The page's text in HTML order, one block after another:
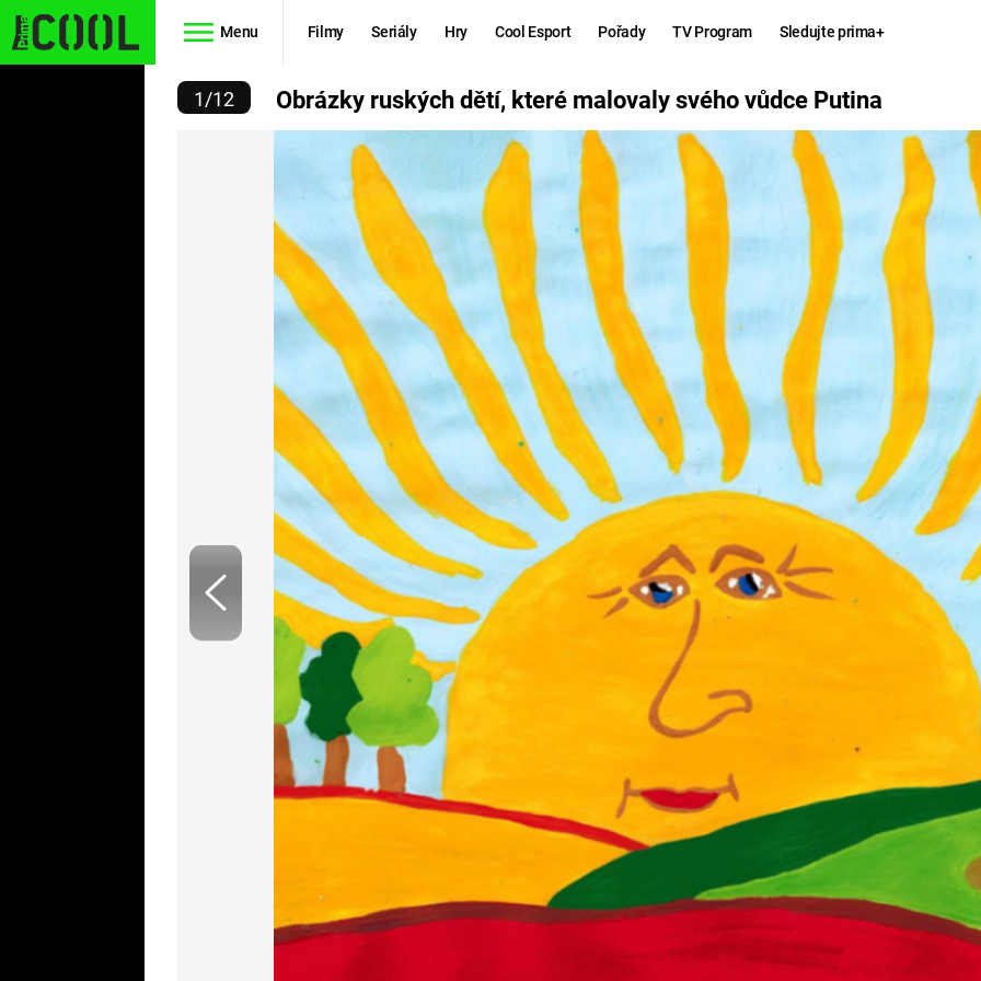
Menu Filmy Seriály Hry Cool Esport Pořady TV Program Sledujte prima+
Filmy
STAR WARS
AVENGERS
RYCHLE A
ZBĚSILE 10
PREDÁTOR
Hry
MAFIA
GTA 6
KINGDOM
COME:
DELIVERANCE
ESPORT
Zábava
ZÁBAVNÉ
KOMEDIE
CHUCK
NORRIS
MALOVALY SVÉHO VŮDCE PUTINA
1/12 Obrázky ruských dětí, které malovaly svého vůdce Putina